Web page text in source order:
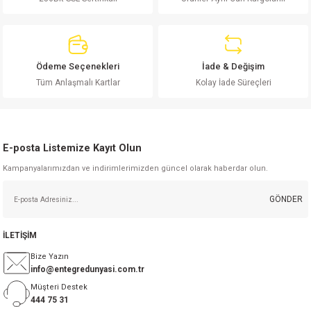
Ödeme Seçenekleri
Tüm Anlaşmalı Kartlar
İade & Değişim
Kolay İade Süreçleri
E-posta Listemize Kayıt Olun
Kampanyalarımızdan ve indirimlerimizden güncel olarak haberdar olun.
GÖNDER
İLETİŞİM
Bize Yazın
info@entegredunyasi.com.tr
Müşteri Destek
444 75 31